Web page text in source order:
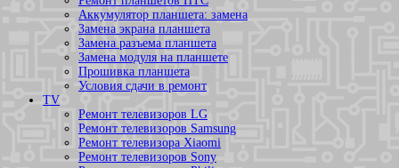
Аккумулятор планшета: замена
Замена экрана планшета
Замена разъема планшета
Замена модуля на планшете
Прошивка планшета
Условия сдачи в ремонт
TV
Ремонт телевизоров LG
Ремонт телевизоров Samsung
Ремонт телевизора Xiaomi
Ремонт телевизоров Sony